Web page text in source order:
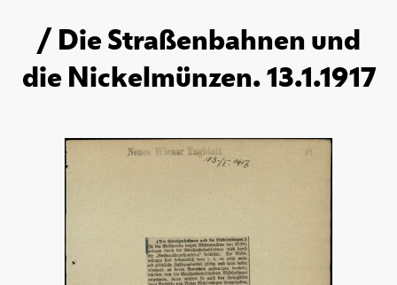
/ Die Straßenbahnen und
die Nickelmünzen. 13.1.1917